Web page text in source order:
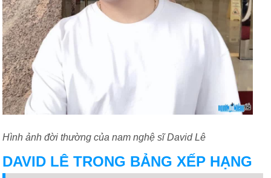
Hình ảnh đời thường của nam nghệ sĩ David Lê
DAVID LÊ TRONG BẢNG XẾP HẠNG